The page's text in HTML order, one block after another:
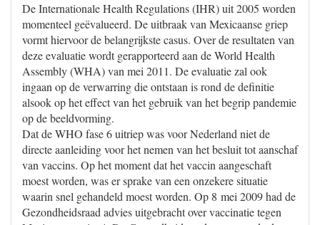
De Internationale Health Regulations (IHR) uit 2005 worden
momenteel geëvalueerd. De uitbraak van Mexicaanse griep
vormt hiervoor de belangrijkste casus. Over de resultaten van
deze evaluatie wordt gerapporteerd aan de World Health
Assembly (WHA) van mei 2011. De evaluatie zal ook
ingaan op de verwarring die ontstaan is rond de definitie
alsook op het effect van het gebruik van het begrip pandemie
op de beeldvorming.
Dat de WHO fase 6 uitriep was voor Nederland niet de
directe aanleiding voor het nemen van het besluit tot aanschaf
van vaccins. Op het moment dat het vaccin aangeschaft
moest worden, was er sprake van een onzekere situatie
waarin snel gehandeld moest worden. Op 8 mei 2009 had de
Gezondheidsraad advies uitgebracht over vaccinatie tegen